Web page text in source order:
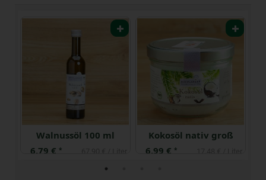
Walnussöl 100 ml
6,79 € *
Kokosöl nativ groß
6,99 € *